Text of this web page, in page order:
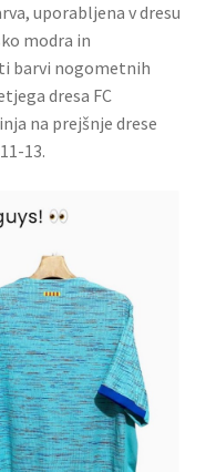
uporabljena v dresu
modra in
barvi nogometnih
dresa FC
na prejšnje drese
13.